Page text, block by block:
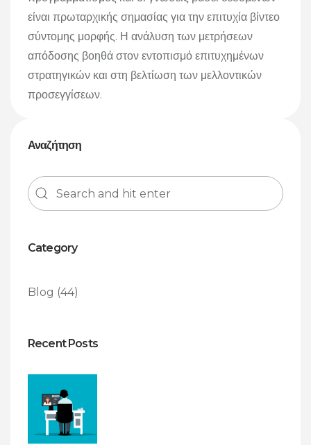
είναι πρωταρχικής σημασίας για την επιτυχία βίντεο
σύντομης μορφής. Η ανάλυση των μετρήσεων
απόδοσης βοηθά στον εντοπισμό επιτυχημένων
στρατηγικών και στη βελτίωση των μελλοντικών
προσεγγίσεων.
Αναζήτηση
Category
Blog (44)
Recent Posts